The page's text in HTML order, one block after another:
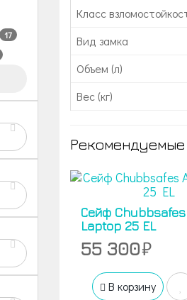
17
Класс
Вид замка
Объем (л)
Вес (кг)
Сейф Chubbsafes
Laptop 25 EL
55 300
В корзину